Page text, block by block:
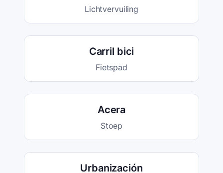
Lichtvervuiling
Carril bici
Fietspad
Acera
Stoep
Urbanización